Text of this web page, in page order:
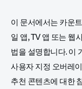
이 문서에서는 카운
일 앱, TV 앱 또는 웹
법을 설명합니다. 이
사용자 지정 오버레
추천 콘텐츠에 대한